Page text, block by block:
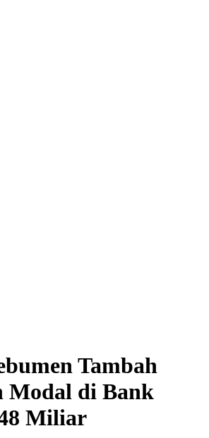
Tambah
Modal di Bank
Miliar